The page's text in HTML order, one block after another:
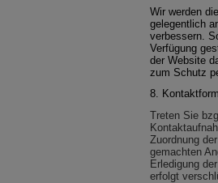
Wir werden
gelegentlich
verbessern.
Verfügung
der Website
zum Schutz
8.
Treten Sie
Zuordnung
gemachten
Erledigung
erfolgt